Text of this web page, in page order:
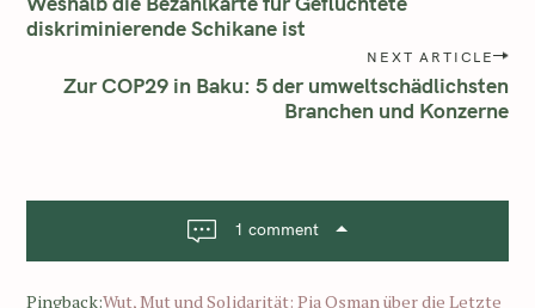
diskriminierende Schikane ist
NEXT ARTICLE
Zur COP29 in Baku: 5 der umweltschädlichsten
Branchen und Konzerne
1 comment
Pingback:Wut, Mut und Solidarität: Pia Osman über die Letzte